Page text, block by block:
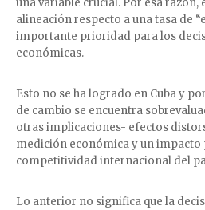
alineación respecto a una tasa de
importante prioridad para los
económicas.
Esto no se ha logrado en Cuba y
de cambio se encuentra
otras implicaciones- efectos
medición económica y un impacto
competitividad internacional del
Lo anterior no significa que la